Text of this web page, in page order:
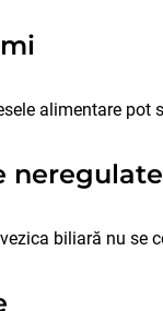
alimentare
neregulate
biliară nu